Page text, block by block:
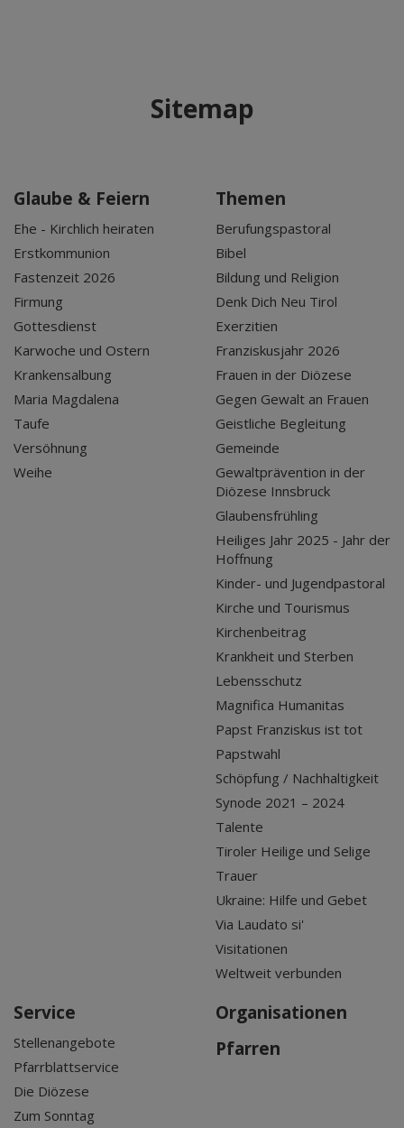
Sitemap
Glaube & Feiern
Ehe - Kirchlich heiraten
Erstkommunion
Fastenzeit 2026
Firmung
Gottesdienst
Karwoche und Ostern
Krankensalbung
Maria Magdalena
Taufe
Versöhnung
Weihe
Themen
Berufungspastoral
Bibel
Bildung und Religion
Denk Dich Neu Tirol
Exerzitien
Franziskusjahr 2026
Frauen in der Diözese
Gegen Gewalt an Frauen
Geistliche Begleitung
Gemeinde
Gewaltprävention in der
Diözese Innsbruck
Glaubensfrühling
Heiliges Jahr 2025 - Jahr der
Hoffnung
Kinder- und Jugendpastoral
Kirche und Tourismus
Kirchenbeitrag
Krankheit und Sterben
Lebensschutz
Magnifica Humanitas
Papst Franziskus ist tot
Papstwahl
Schöpfung / Nachhaltigkeit
Synode 2021 – 2024
Talente
Tiroler Heilige und Selige
Trauer
Ukraine: Hilfe und Gebet
Via Laudato si'
Visitationen
Weltweit verbunden
Service
Stellenangebote
Pfarrblattservice
Die Diözese
Zum Sonntag
Organisationen
Pfarren